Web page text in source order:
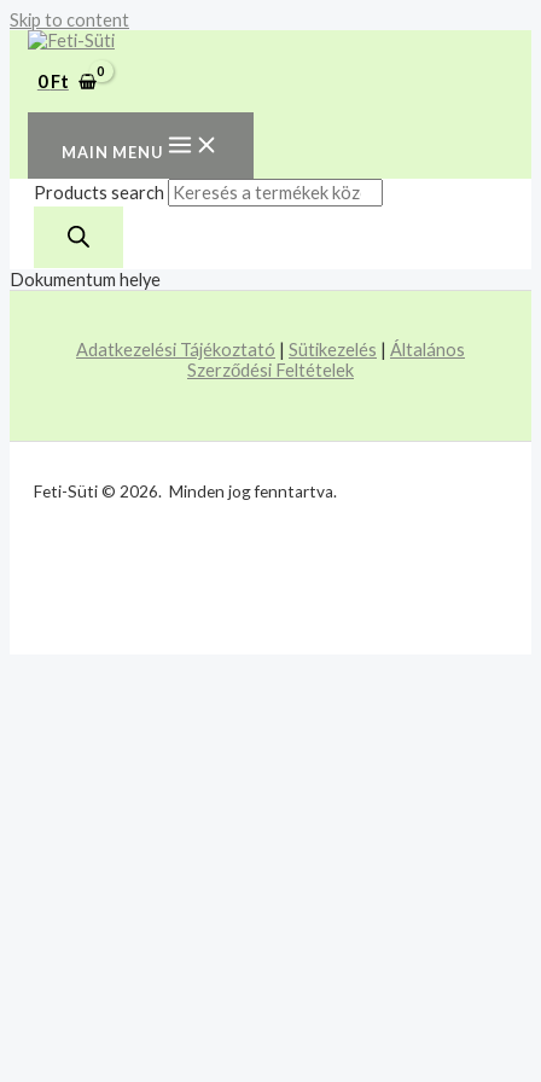
Skip to content
0Ft
MAIN MENU
Products search
Dokumentum helye
Adatkezelési Tájékoztató | Sütikezelés | Általános
Szerződési Feltételek
Feti-Süti © 2026. Minden jog fenntartva.
A mélyhűtött termékeket
csakis saját felelősségre
adjuk át futárszolgálatnak,
tekintettel a feloldási időre.